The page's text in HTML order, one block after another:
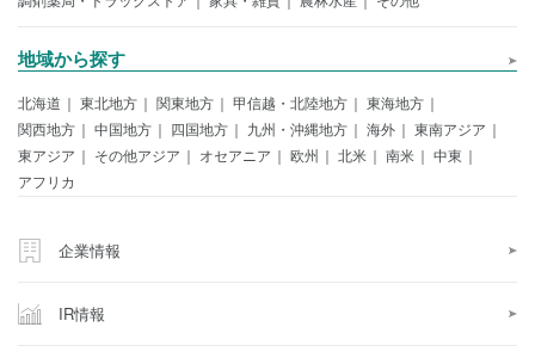
地域から探す
北海道 東北地方 関東地方 甲信越・北陸地方
東海地方
関西地方
中国地方 四国地方 九州・沖縄地方 海外
東南アジア
東アジア
その他アジア オセアニア 欧州 北米 南米
中東
アフリカ
企業情報
IR情報